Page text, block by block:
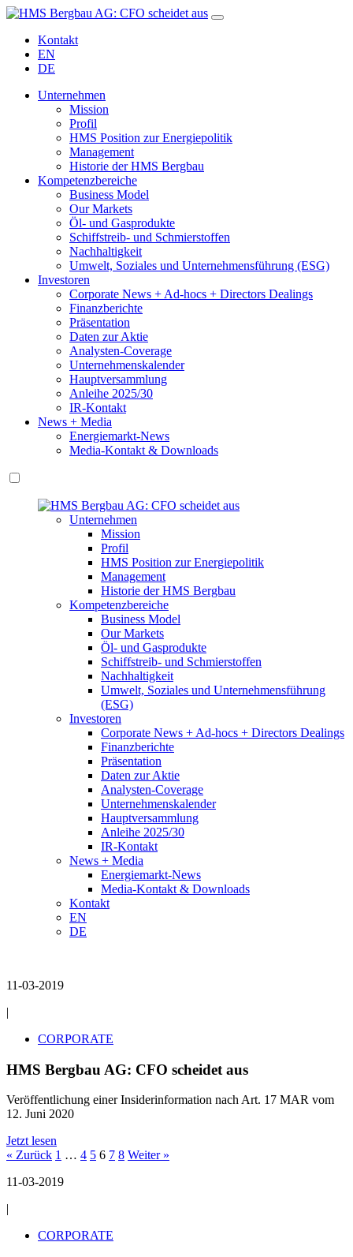
Kontakt
EN
DE
Unternehmen
Mission
Profil
HMS Position zur Energiepolitik
Management
Historie der HMS Bergbau
Kompetenzbereiche
Business Model
Our Markets
Öl- und Gasprodukte
Schiffstreib- und Schmierstoffen
Nachhaltigkeit
Umwelt, Soziales und Unternehmensführung (ESG)
Investoren
Corporate News + Ad-hocs + Directors Dealings
Finanzberichte
Präsentation
Daten zur Aktie
Analysten-Coverage
Unternehmenskalender
Hauptversammlung
Anleihe 2025/30
IR-Kontakt
News + Media
Energiemarkt-News
Media-Kontakt & Downloads
Unternehmen
Mission
Profil
HMS Position zur Energiepolitik
Management
Historie der HMS Bergbau
Kompetenzbereiche
Business Model
Our Markets
Öl- und Gasprodukte
Schiffstreib- und Schmierstoffen
Nachhaltigkeit
Umwelt, Soziales und Unternehmensführung
(ESG)
Investoren
Corporate News + Ad-hocs + Directors Dealings
Finanzberichte
Präsentation
Daten zur Aktie
Analysten-Coverage
Unternehmenskalender
Hauptversammlung
Anleihe 2025/30
IR-Kontakt
News + Media
Energiemarkt-News
Media-Kontakt & Downloads
Kontakt
EN
DE
11-03-2019
|
CORPORATE
HMS Bergbau AG: CFO scheidet aus
Veröffentlichung einer Insiderinformation nach Art. 17 MAR vom
12. Juni 2020
Jetzt lesen
« Zurück 1 … 4 5 6 7 8 Weiter »
11-03-2019
|
CORPORATE